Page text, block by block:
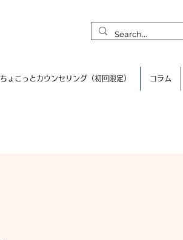
ちょこっとカウンセリング（初回限定） コラム